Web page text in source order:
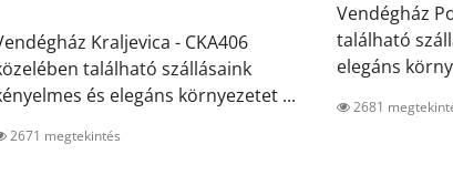
Kraljevica - CKA406
található szállásaink
és elegáns környezetet ...
2671 megtekintés
Vendégház
található
elegáns
2681